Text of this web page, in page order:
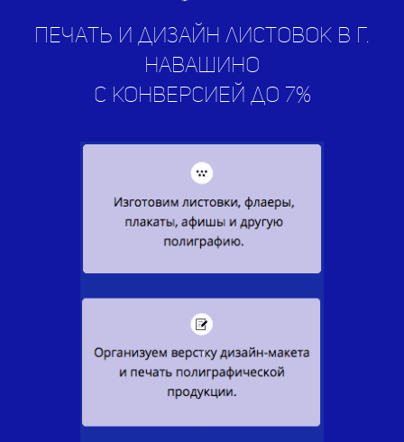
печать и дизайн листовок в г.
Навашино
с конверсией до 7%